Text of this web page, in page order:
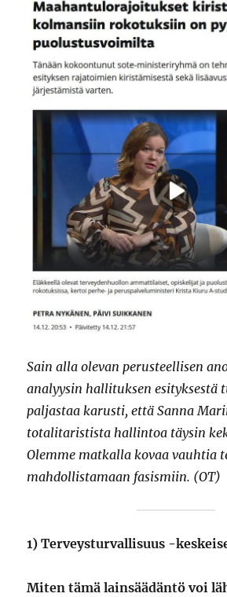
Sain alla olevan perusteellisen
analyysin hallituksen esityksestä
paljastaa karusti, että Sanna
totalitaristista hallintoa täysin
Olemme matkalla kovaa vauhtia
mahdollistamaan fasismiin. (OT)
1) Terveysturvallisuus -
Miten tämä lainsäädäntö voi